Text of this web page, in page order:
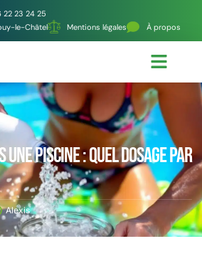
22 23 24 25
le-Châtel
Mentions légales À propos
une piscine : quel dosage par
Alexis